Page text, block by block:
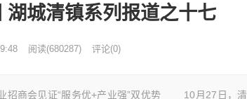
城清镇系列报道之十七
阅读(680287) 评论(0)
业招商会见证“服务优+产业强”双优势 10月27日，